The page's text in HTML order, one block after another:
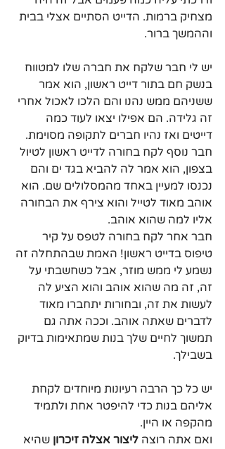
מצחיק ברמות. הדייט הסתיים אצלי בבית
וההמשך ברור.
יש לי חבר שלקח את חברה שלו למטווח
בנשק חם בתור דייט ראשון, הוא אמר
ששניהם ממש נהנו והם הלכו לאכול אחרי
זה גלידה. הם אפילו יצאו לעוד כמה
דייטים ואז נהיו חברים לתקופה מסוימת.
חבר נוסף לקח בחורה לדייט ראשון לטיול
בצפון, הוא אמר לה להביא בגד ים והם
נכנסו למעיין באחד מהמסלולים שם. הוא
אוהב מאוד לטייל והוא צירף את הבחורה
אליו למה שהוא אוהב.
חבר אחר לקח בחורה לטפס על קיר
טיפוס בדייט ראשון! האמת שבהתחלה זה
נשמע לי ממש מוזר, אבל כשחשבתי על
זה, זה מה שהוא אוהב והוא הציע לה
לעשות את זה, ובחורות יתחברו מאוד
לדברים שאתה אוהב. וככה אתה גם
תמשוך לחיים שלך בנות שמתאימות בדיוק
בשבילך.
יש כל כך הרבה רעיונות מיוחדים לקחת
אליהם בנות כדי להיפטר אחת ולתמיד
מהקפה או היין.
ואם אתה רוצה ליצור אצלה זיכרון שהיא